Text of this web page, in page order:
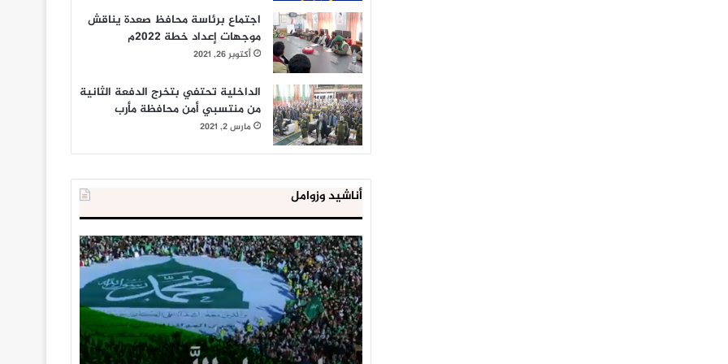
اجتماع برئاسة محافظ صعدة يناقش
موجهات إعداد خطة 2022م
أكتوبر 26, 2021
الداخلية تحتفي بتخرج الدفعة الثانية
من منتسبي أمن محافظة مأرب
مارس 2, 2021
أناشيد وزوامل
العدو
الإسرائيلي
اعتقل
543
طفلا
فلسطينيا
خلال
يناير 31, 2021
الداخلية
المصرية
إحباط
‘مخطط
كبير’
للإخوان